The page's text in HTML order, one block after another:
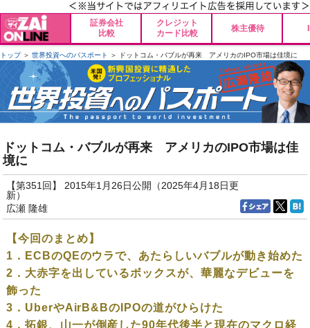
証券会社
比較
クレジット
カード比較
株主優待
トップ＞ 世界投資へのパスポート ＞ ドットコム・バブルが再来 アメリカのIPO市場は佳境に
ドットコム・バブルが再来 アメリカのIPO市場は佳
境に
【第351回】 2015年1月26日公開（2025年4月18日更
新）
広瀬 隆雄
【今回のまとめ】
1．ECBのQEのウラで、あたらしいバブルが動き始めた
2．大赤字を出しているボックスが、華麗なデビューを
飾った
3．UberやAirB&BのIPOの道がひらけた
4．拓銀、山一が倒産した90年代後半と現在のマクロ経